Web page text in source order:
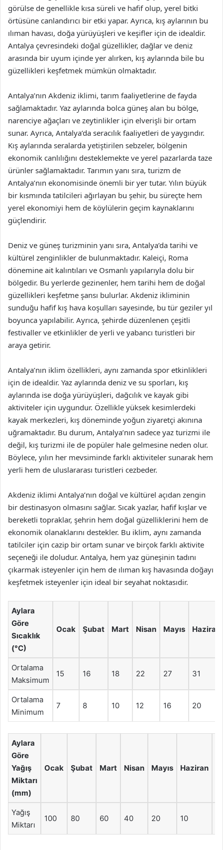
görülse de genellikle kısa süreli ve hafif olup, yerel bitki
örtüsüne canlandırıcı bir etki yapar. Ayrıca, kış aylarının bu
ılıman havası, doğa yürüyüşleri ve keşifler için de idealdir.
Antalya çevresindeki doğal güzellikler, dağlar ve deniz
arasında bir uyum içinde yer alırken, kış aylarında bile bu
güzellikleri keşfetmek mümkün olmaktadır.
Antalya’nın Akdeniz iklimi, tarım faaliyetlerine de fayda
sağlamaktadır. Yaz aylarında bolca güneş alan bu bölge,
narenciye ağaçları ve zeytinlikler için elverişli bir ortam
sunar. Ayrıca, Antalya’da seracılık faaliyetleri de yaygındır.
Kış aylarında seralarda yetiştirilen sebzeler, bölgenin
ekonomik canlılığını desteklemekte ve yerel pazarlarda taze
ürünler sağlamaktadır. Tarımın yanı sıra, turizm de
Antalya’nın ekonomisinde önemli bir yer tutar. Yılın büyük
bir kısmında tatilcileri ağırlayan bu şehir, bu süreçte hem
yerel ekonomiyi hem de köylülerin geçim kaynaklarını
güçlendirir.
Deniz ve güneş turizminin yanı sıra, Antalya’da tarihi ve
kültürel zenginlikler de bulunmaktadır. Kaleiçi, Roma
dönemine ait kalıntıları ve Osmanlı yapılarıyla dolu bir
bölgedir. Bu yerlerde gezinenler, hem tarihi hem de doğal
güzellikleri keşfetme şansı bulurlar. Akdeniz ikliminin
sunduğu hafif kış hava koşulları sayesinde, bu tür geziler yıl
boyunca yapılabilir. Ayrıca, şehirde düzenlenen çeşitli
festivaller ve etkinlikler de yerli ve yabancı turistleri bir
araya getirir.
Antalya’nın iklim özellikleri, aynı zamanda spor etkinlikleri
için de idealdir. Yaz aylarında deniz ve su sporları, kış
aylarında ise doğa yürüyüşleri, dağcılık ve kayak gibi
aktiviteler için uygundur. Özellikle yüksek kesimlerdeki
kayak merkezleri, kış döneminde yoğun ziyaretçi akınına
uğramaktadır. Bu durum, Antalya’nın sadece yaz turizmi ile
değil, kış turizmi ile de popüler hale gelmesine neden olur.
Böylece, yılın her mevsiminde farklı aktiviteler sunarak hem
yerli hem de uluslararası turistleri cezbeder.
Akdeniz iklimi Antalya’nın doğal ve kültürel açıdan zengin
bir destinasyon olmasını sağlar. Sıcak yazlar, hafif kışlar ve
bereketli topraklar, şehrin hem doğal güzelliklerini hem de
ekonomik olanaklarını destekler. Bu iklim, aynı zamanda
tatilciler için cazip bir ortam sunar ve birçok farklı aktivite
seçeneği ile doludur. Antalya, hem yaz güneşinin tadını
çıkarmak isteyenler için hem de ılıman kış havasında doğayı
keşfetmek isteyenler için ideal bir seyahat noktasıdir.
Aylara
Göre
Sıcaklık
(°C)
Ocak Şubat Mart Nisan Mayıs Haziran
Ortalama
Maksimum
15 16 18 22 27 31
Ortalama
Minimum
7 8 10 12 16 20
Aylara
Göre
Yağış
Miktarı
(mm)
Ocak Şubat Mart Nisan Mayıs Haziran
Yağış
Miktarı
100 80 60 40 20 10